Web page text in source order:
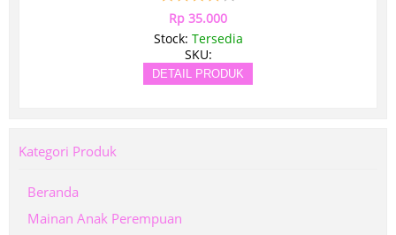
Rp 35.000
Stock: Tersedia
SKU:
DETAIL PRODUK
Kategori Produk
Beranda
Mainan Anak Perempuan